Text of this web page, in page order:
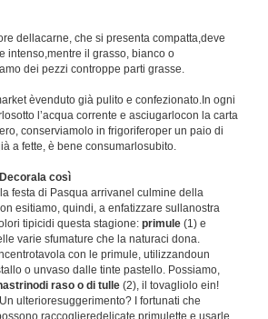
dellacarne, che si presenta compatta,deve
intenso,mentre il grasso, bianco o
dei pezzi controppe parti grasse.
èvenduto già pulito e confezionato.In ogni
l’acqua corrente e asciugarlocon la carta
conserviamolo in frigoriferoper un paio di
a fette, è bene consumarlosubito.
così
festa di Pasqua arrivanel culmine della
esitiamo, quindi, a enfatizzare sullanostra
tipicidi questa stagione: primule (1) e
varie sfumature che la naturaci dona.
con le primule, utilizzandoun
o unvaso dalle tinte pastello. Possiamo,
raso o di tulle (2), il tovagliolo ein!
ulterioresuggerimento? I fortunati che
raccoglieredelicate primulette e usarle